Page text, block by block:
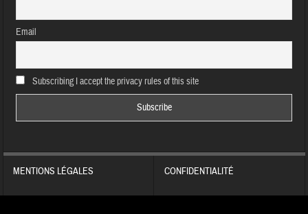
Email
Subscribing I accept the privacy rules of this site
MENTIONS LÉGALES CONFIDENTIALITÉ